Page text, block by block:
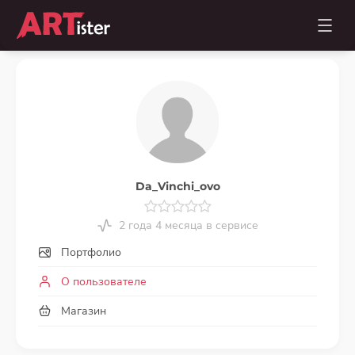
Da_Vinchi_ovo
2 года 4 месяца в сервисе
Портфолио
О пользователе
Магазин